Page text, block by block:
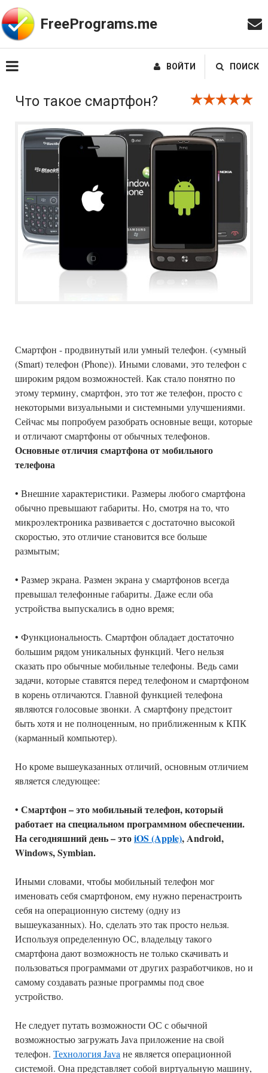
FreePrograms.me
ВОЙТИ ПОИСК
Что такое смартфон?
Смартфон - продвинутый или умный телефон. (<умный
(Smart) телефон (Phone)). Иными словами, это телефон с
широким рядом возможностей. Как стало понятно по
этому термину, смартфон, это тот же телефон, просто с
некоторыми визуальными и системными улучшениями.
Сейчас мы попробуем разобрать основные вещи, которые
и отличают смартфоны от обычных телефонов.
Основные отличия смартфона от мобильного
телефона
• Внешние характеристики. Размеры любого смартфона
обычно превышают габариты. Но, смотря на то, что
микроэлектроника развивается с достаточно высокой
скоростью, это отличие становится все больше
размытым;
• Размер экрана. Размен экрана у смартфонов всегда
превышал телефонные габариты. Даже если оба
устройства выпускались в одно время;
• Функциональность. Смартфон обладает достаточно
большим рядом уникальных функций. Чего нельзя
сказать про обычные мобильные телефоны. Ведь сами
задачи, которые ставятся перед телефоном и смартфоном
в корень отличаются. Главной функцией телефона
являются голосовые звонки. А смартфону предстоит
быть хотя и не полноценным, но приближенным к КПК
(карманный компьютер).
Но кроме вышеуказанных отличий, основным отличием
является следующее:
• Смартфон – это мобильный телефон, который
работает на специальном программном обеспечении.
На сегодняшний день – этоiOS (Apple), Android,
Windows, Symbian.
Иными словами, чтобы мобильный телефон мог
именовать себя смартфоном, ему нужно перенастроить
себя на операционную систему (одну из
вышеуказанных). Но, сделать это так просто нельзя.
Используя определенную ОС, владельцу такого
смартфона дают возможность не только скачивать и
пользоваться программами от других разработчиков, но и
самому создавать разные программы под свое
устройство.
Не следует путать возможности ОС с обычной
возможностью загружать Java приложение на свой
телефон. Технология Java не является операционной
системой. Она представляет собой виртуальную машину,